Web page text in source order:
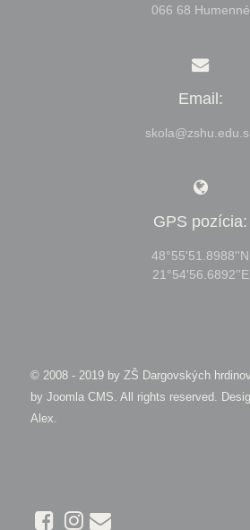
066 68 Humenné
Email:
GPS pozícia:
48°55'51.8988''N
21°54'56.6892''E
© 2008 - 2019 by ZŠ Dargovských
by Joomla CMS. All rights reserved.
Alex.